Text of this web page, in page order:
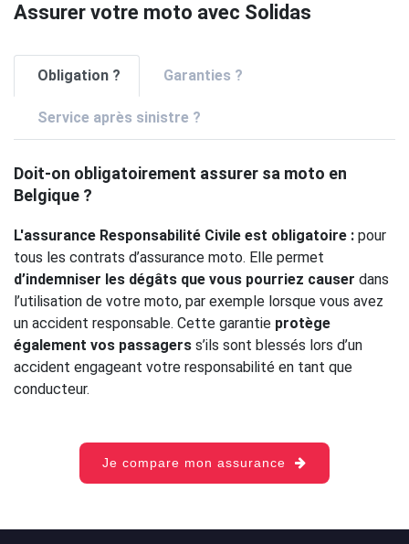
Assurer votre moto avec Solidas
Obligation ? Garanties ?
Service après sinistre ?
Doit-on obligatoirement assurer sa moto en
Belgique ?
L'assurance Responsabilité Civile est obligatoire : pour
tous les contrats d’assurance moto. Elle permet
d’indemniser les dégâts que vous pourriez causer dans
l’utilisation de votre moto, par exemple lorsque vous avez
un accident responsable. Cette garantie protège
également vos passagers s’ils sont blessés lors d’un
accident engageant votre responsabilité en tant que
conducteur.
Je compare mon assurance